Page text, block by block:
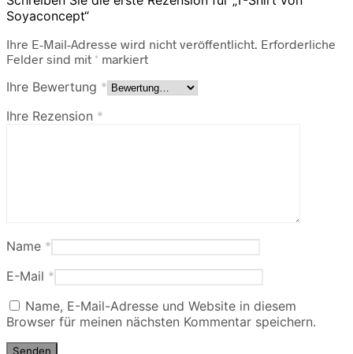
Soyaconcept“
Ihre E-Mail-Adresse wird nicht veröffentlicht. Erforderliche
Felder sind mit * markiert
Ihre Bewertung *
Ihre Rezension *
Name *
E-Mail *
Name, E-Mail-Adresse und Website in diesem
Browser für meinen nächsten Kommentar speichern.